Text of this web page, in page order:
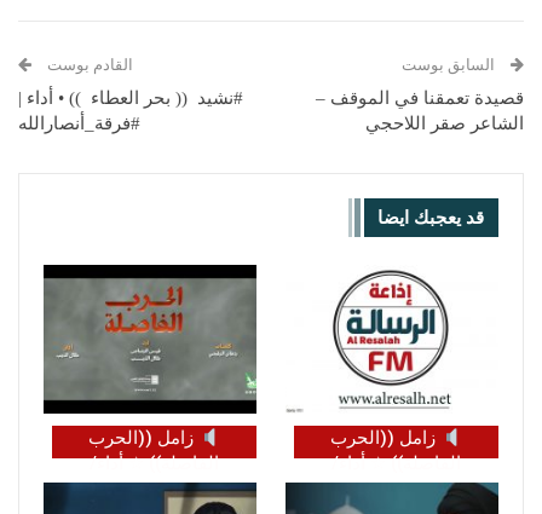
السابق بوست
قصيدة تعمقنا في الموقف –
الشاعر صقر اللاحجي
القادم بوست
#نشيد (( بحر العطاء )) • أداء |
#فرقة_أنصارالله
قد يعجبك ايضا
زامل ((الحرب
الفاصلة)) ☆ أداء/
#قيس_الرصاص &
زامل ((الحرب
الفاصلة)) ☆ أداء/
#قيس_الرصاص &